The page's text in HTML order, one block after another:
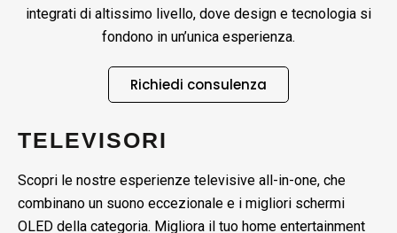
integrati di altissimo livello, dove design e tecnologia si
fondono in un’unica esperienza.
Richiedi consulenza
TELEVISORI
Scopri le nostre esperienze televisive all-in-one, che
combinano un suono eccezionale e i migliori schermi
OLED della categoria. Migliora il tuo home entertainment